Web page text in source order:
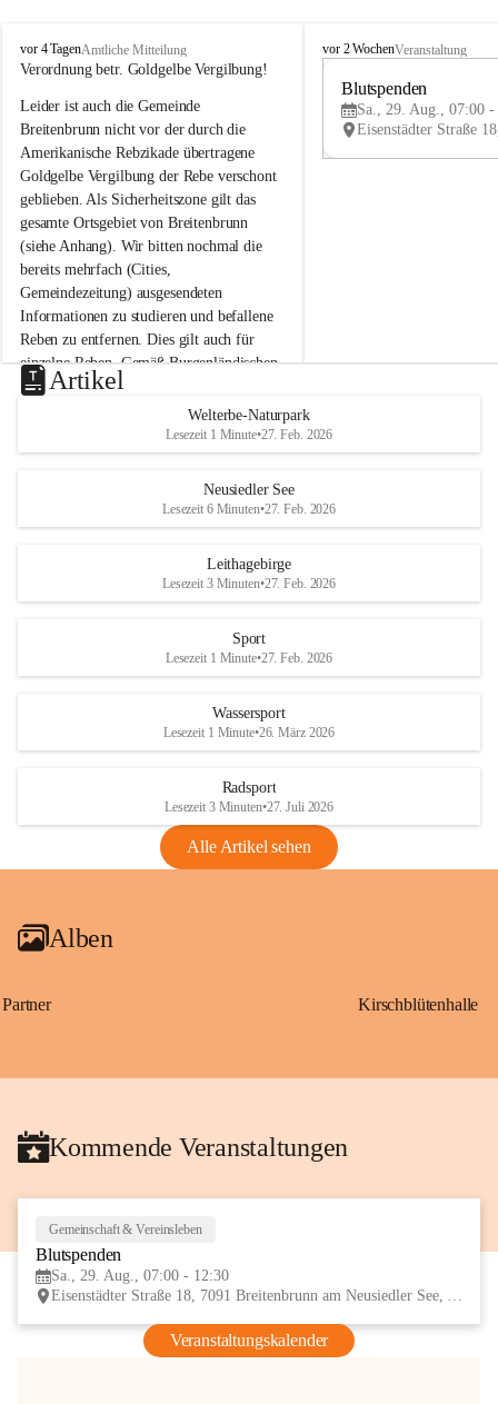
B
r
i
t
e
n
b
r
u
n
n
a
m
N
e
u
s
d
S
vor 4 TagenAmtliche Mitteilung
Verordnung betr. Goldgelbe Vergilbung!
Leider ist auch die Gemeinde
Breitenbrunn nicht vor der durch die
Amerikanische Rebzikade übertragene
Goldgelbe Vergilbung der Rebe verschont
geblieben. Als Sicherheitszone gilt das
gesamte Ortsgebiet von Breitenbrunn
(siehe Anhang). Wir bitten nochmal die
bereits mehrfach (Cities,
Gemeindezeitung) ausgesendeten
Informationen zu studieren und befallene
Reben zu entfernen. Dies gilt auch für
einzelne Reben. Gemäß Burgenländischen
Weinbaugesetz sind nicht gepflegte oder
unzulässige Weingärten zu roden! Bitte
helfen wir zusammen um unsere Winzer
vor den prognostizierten Ernteausfällen
und den daraus folgenden wirtschaftlichen
Maßnahmen zur Bekämpfung
Rebe und der Amerikanischen
Anhang VBl. EU Nr. 18
1 Seite•1,4 MB
VBl. EU Nr. 18_2026
B
e
u
e
d
r
S
vor 2 WochenVeranstaltung
Blutspenden
Sa., 29. Aug., 07:00 -
Artikel
Welterbe-Naturpark
Lesezeit 1 Minute•27. Feb. 2026
Neusiedler See
Lesezeit 6 Minuten•27. Feb. 2026
Leithagebirge
Lesezeit 3 Minuten•27. Feb. 2026
Sport
Lesezeit 1 Minute•27. Feb. 2026
Wassersport
Lesezeit 1 Minute•26. März 2026
Radsport
Lesezeit 3 Minuten•27. Juli 2026
Alle Artikel sehen
Alben
Partner Kirschblütenhalle
Kommende Veranstaltungen
Gemeinschaft & Vereinsleben
Blutspenden
Sa., 29. Aug., 07:00 - 12:30
Eisenstädter Straße 18, 7091 Breitenbrunn am Neusiedler See, AUT
Veranstaltungskalender